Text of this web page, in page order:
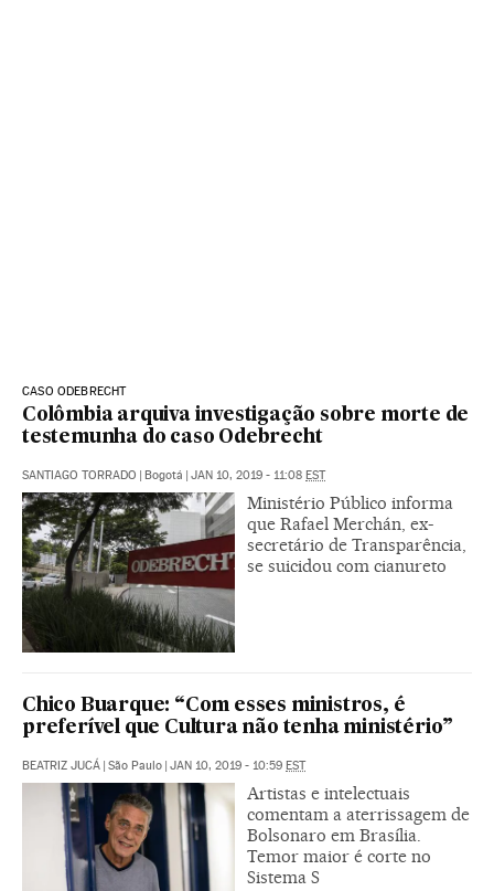
CASO ODEBRECHT
Colômbia arquiva investigação sobre morte de
testemunha do caso Odebrecht
SANTIAGO TORRADO | Bogotá | JAN 10, 2019 - 11:08 EST
Ministério Público informa
que Rafael Merchán, ex-
secretário de Transparência,
se suicidou com cianureto
Chico Buarque: “Com esses ministros, é
preferível que Cultura não tenha ministério”
BEATRIZ JUCÁ | São Paulo | JAN 10, 2019 - 10:59 EST
Artistas e intelectuais
comentam a aterrissagem de
Bolsonaro em Brasília.
Temor maior é corte no
Sistema S